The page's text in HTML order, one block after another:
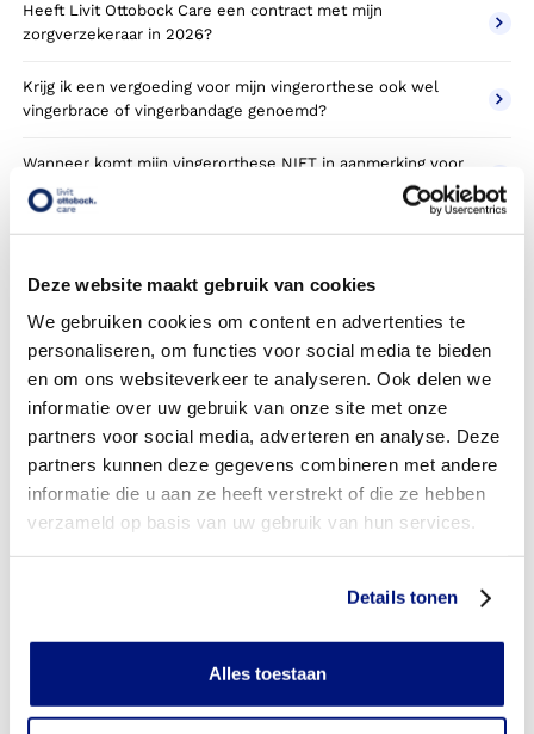
Deze website maakt gebruik van cookies
We gebruiken cookies om content en advertenties te
personaliseren, om functies voor social media te bieden
en om ons websiteverkeer te analyseren. Ook delen we
informatie over uw gebruik van onze site met onze
partners voor social media, adverteren en analyse. Deze
partners kunnen deze gegevens combineren met andere
informatie die u aan ze heeft verstrekt of die ze hebben
verzameld op basis van uw gebruik van hun services.
Details tonen
Alles toestaan
Heeft Livit Ottobock Care een contract met mijn
zorgverzekeraar in 2026?
Krijg ik een vergoeding voor mijn vingerorthese ook wel
vingerbrace of vingerbandage genoemd?
Wanneer komt mijn vingerorthese NIET in aanmerking voor
vergoeding via mijn zorgverzekeraar?
Wordt mijn vingerorthese vergoed uit de basisverzekering?
Wordt mijn vingerorthese vergoed vanuit een aanvullende
verzekering?
Is de vingerorthese individueel vervaardigd of verkrijgbaar
Is de vingerorthese mijn eigendom?
Wanneer mag mijn vingerorthese vervangen worden?
Wat valt er binnen de vergoeding van een vingerorthese?